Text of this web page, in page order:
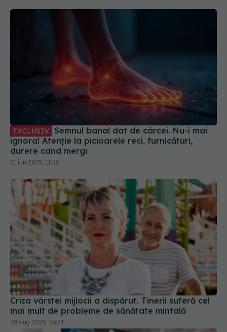
EXCLUSIV
ignora! Atenție la picioarele reci, furnicături,
durere când mergi
21 iun 2025, 11:20
Criza vârstei mijlocii a dispărut. Tinerii suferă cel
mai mult de probleme de sănătate mintală
28 aug 2025, 23:41